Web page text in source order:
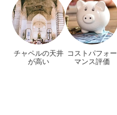
チャペルの天井
が高い
コストパフォー
マンス評価